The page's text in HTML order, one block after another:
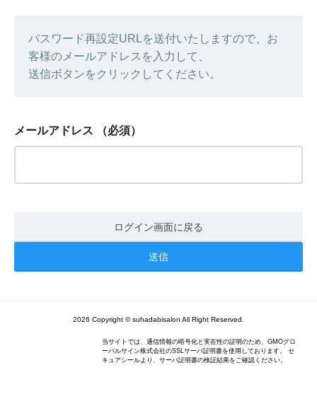
パスワード再設定URLを送付いたしますので、お
客様のメールアドレスを入力して、
送信ボタンをクリックしてください。
メールアドレス （必須）
ログイン画面に戻る
2026 Copyright © suhadabisalon All Right Reserved.
当サイトでは、通信情報の暗号化と実在性の証明のため、GMOグロ
ーバルサイン株式会社のSSLサーバ証明書を使用しております。 セ
キュアシールより、サーバ証明書の検証結果をご確認ください。